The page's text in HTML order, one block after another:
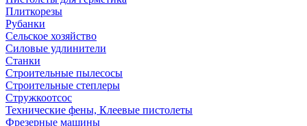
Плиткорезы
Рубанки
Сельское хозяйство
Силовые удлинители
Станки
Строительные пылесосы
Строительные степлеры
Стружкоотсос
Технические фены, Клеевые пистолеты
Фрезерные машины